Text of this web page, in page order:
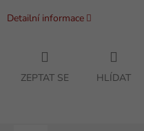
Detailní informace
ZEPTAT SE HLÍDAT